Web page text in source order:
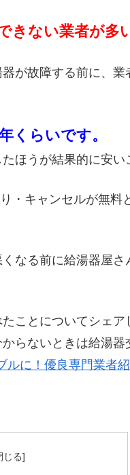
きない業者が多
が故障する前に、業
くらいです。
ほうが結果的に安い
・キャンセルが無料
なる前に給湯器屋さ
ことについてシェ
らないときは給湯器
ルに！優良専門業者